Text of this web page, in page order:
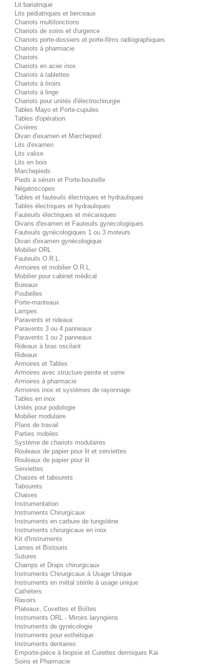
Lit bariatrique
Lits pédiatriques et berceaux
Chariots multifonctions
Chariots de soins et d'urgence
Chariots porte-dossiers et porte-films radiographiques
Chariots à pharmacie
Chariots
Chariots en acier inox
Chariots à tablettes
Chariots à tiroirs
Chariots à linge
Chariots pour unités d'électrochirurgie
Tables Mayo et Porte-cupules
Tables d'opération
Civières
Divan d'examen et Marchepied
Lits d'examen
Lits valise
Lits en bois
Marchepieds
Pieds à sérum et Porte-bouteille
Négatoscopes
Tables et fauteuils électriques et hydrauliques
Tables électriques et hydrauliques
Fauteuils électriques et mécaniques
Divans d'examen et Fauteuils gynécologiques
Fauteuils gynécologiques 1 ou 3 moteurs
Divan d'examen gynécologique
Mobilier ORL
Fauteuils O.R.L.
Armoires et mobilier O.R.L.
Mobilier pour cabinet médical
Bureaux
Poubelles
Porte-manteaux
Lampes
Paravents et rideaux
Paravents 3 ou 4 panneaux
Paravents 1 ou 2 panneaux
Rideaux à bras oscilant
Rideaux
Armoires et Tables
Armoires avec structure peinte et verre
Armoires à pharmacie
Armoires inox et systèmes de rayonnage
Tables en inox
Unités pour podologie
Mobilier modulaire
Plans de travail
Parties mobiles
Système de chariots modulaires
Rouleaux de papier pour lit et serviettes
Rouleaux de papier pour lit
Serviettes
Chaises et tabourets
Tabourets
Chaises
Instrumentation
Instruments Chirurgicaux
Instruments en carbure de tungstène
Instruments chirurgicaux en inox
Kit d'Instruments
Lames et Bistouris
Sutures
Champs et Draps chirurgicaux
Instruments Chirurgicaux à Usage Unique
Instruments en métal stérile à usage unique
Cathéters
Rasoirs
Plateaux, Cuvettes et Boîtes
Instruments ORL - Miroirs laryngiens
Instruments de gynécologie
Instruments pour esthétique
Instruments dentaires
Emporte-pièce à biopsie et Curettes dermiques Kai
Soins et Pharmacie